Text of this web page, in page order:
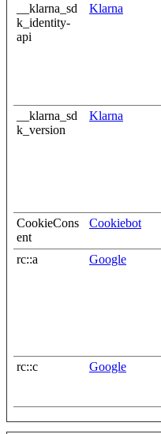
__klarna_sd
k_identity-
api
Klarna
__klarna_sd
k_version
Klarna
CookieCons
ent
Cookiebot
rc::a Google
rc::c Google